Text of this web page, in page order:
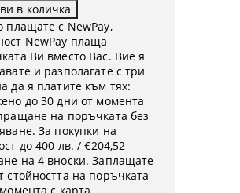
плащате с NewPay,
NewPay плаща
Ви вместо Вас. Вие я
и разполагате с три
да я платите към тях:
до 30 дни от момента
на поръчката без
За покупки на
до 400 лв. / €204,52
на 4 вноски. Заплащате
стойността на поръчката